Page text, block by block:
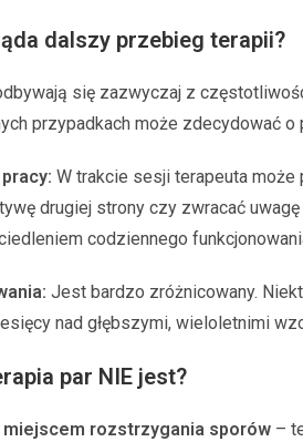
dalszy przebieg terapii?
się zazwyczaj z
przypadkach może zdecydować
W trakcie sesji terapeuta
drugiej strony czy zwracać
codziennego
Jest bardzo zróżnicowany.
nad głębszymi, wieloletnimi
par NIE jest?
miejscem rozstrzygania sporów –